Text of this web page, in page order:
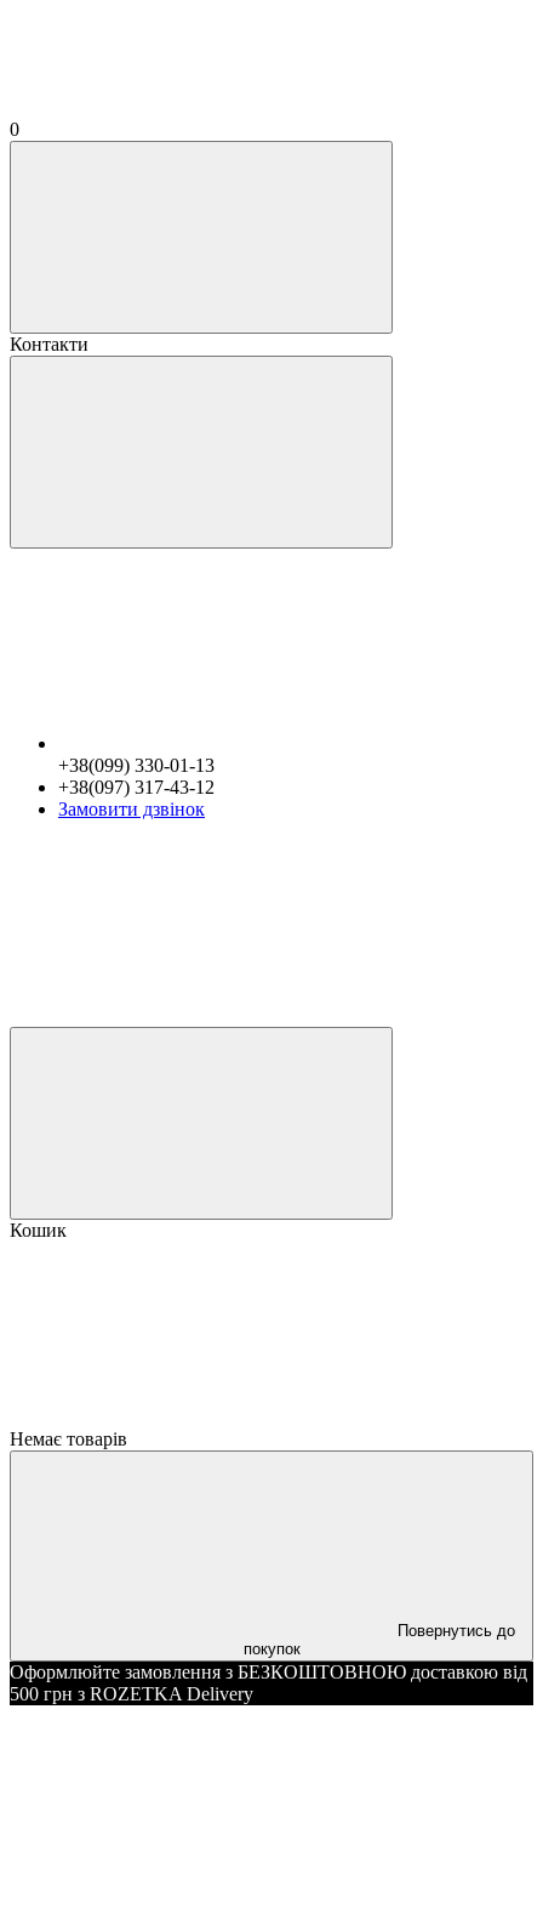
0
Контакти
+38(099) 330-01-13
+38(097) 317-43-12
Замовити дзвінок
Кошик
Немає товарів
Повернутись до
покупок
Оформлюйте замовлення з БЕЗКОШТОВНОЮ доставкою від
500 грн з ROZETKA Delivery